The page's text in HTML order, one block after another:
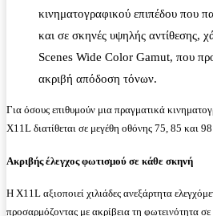
κινηματογραφικού επιπέδου που
και σε σκηνές υψηλής
Scenes Wide Color Gamut, που
ακριβή απόδοση τόνων.
Για όσους επιθυμούν μια πραγματικά
X11L διατίθεται σε μεγέθη οθόνης 75, 85 και
Ακριβής έλεγχος φωτισμού σε κάθε σκηνή
Η X11L αξιοποιεί χιλιάδες ανεξάρτητα
προσαρμόζοντας με ακρίβεια τη φωτεινότητα